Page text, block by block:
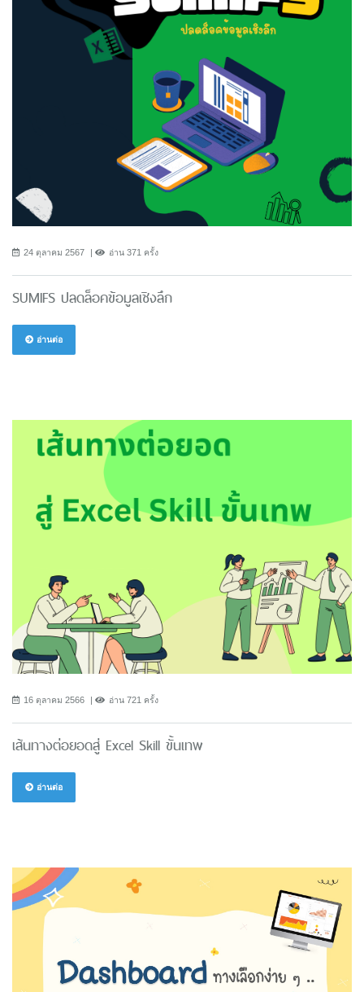
24 ตุลาคม 2567 อ่าน 371 ครั้ง
SUMIFS ปลดล็อคข้อมูลเชิงลึก
อ่านต่อ
16 ตุลาคม 2566 อ่าน 721 ครั้ง
เส้นทางต่อยอดสู่ Excel Skill ขั้นเทพ
อ่านต่อ